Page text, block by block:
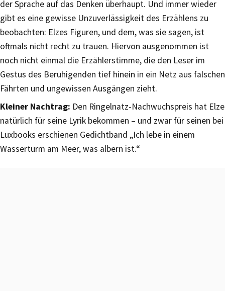
der Sprache auf das Denken überhaupt. Und immer wieder
gibt es eine gewisse Unzuverlässigkeit des Erzählens zu
beobachten: Elzes Figuren, und dem, was sie sagen, ist
oftmals nicht recht zu trauen. Hiervon ausgenommen ist
noch nicht einmal die Erzählerstimme, die den Leser im
Gestus des Beruhigenden tief hinein in ein Netz aus falschen
Fährten und ungewissen Ausgängen zieht.
Kleiner Nachtrag: Den Ringelnatz-Nachwuchspreis hat Elze
natürlich für seine Lyrik bekommen – und zwar für seinen bei
Luxbooks erschienen Gedichtband „Ich lebe in einem
Wasserturm am Meer, was albern ist.“